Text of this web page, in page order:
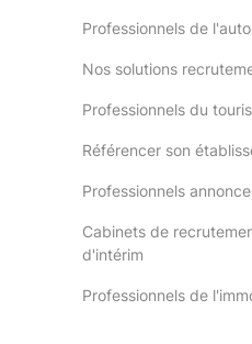
Professionnels de
Nos solutions
Professionnels du
Référencer son
Professionnels
Cabinets de
d'intérim
Professionnels de